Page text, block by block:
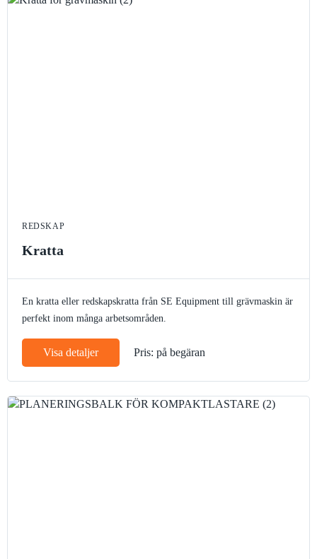
REDSKAP
Kratta
En kratta eller redskapskratta från SE Equipment till grävmaskin är
perfekt inom många arbetsområden.
Visa detaljer Pris: på begäran